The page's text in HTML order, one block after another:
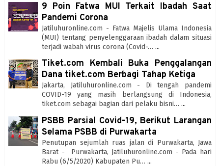
9 Poin Fatwa MUI Terkait Ibadah Saat
Pandemi Corona
Jatiluhuronline.com - Fatwa Majelis Ulama Indonesia
(MUI) tentang penyelenggaraan ibadah dalam situasi
terjadi wabah virus corona (Covid-… ...
Tiket.com Kembali Buka Penggalangan
Dana tiket.com Berbagi Tahap Ketiga
Jakarta, Jatiluhuronline.com - Di tengah pandemi
COVID-19 yang masih berlangsung di Indonesia,
tiket.com sebagai bagian dari pelaku bisni… ...
PSBB Parsial Covid-19, Berikut Larangan
Selama PSBB di Purwakarta
Penutupan sejumlah ruas jalan di Purwakarta, Jawa
Barat - Purwakarta, Jatiluhuronline.com - Pada hari
Rabu (6/5/2020) Kabupaten Pu… ...